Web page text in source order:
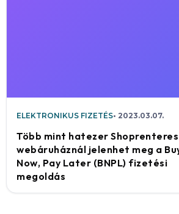
ELEKTRONIKUS FIZETÉS 2023.03.07.
Több mint hatezer Shoprenteres
webáruháznál jelenhet meg a
Now, Pay Later (BNPL) fizetési
megoldás